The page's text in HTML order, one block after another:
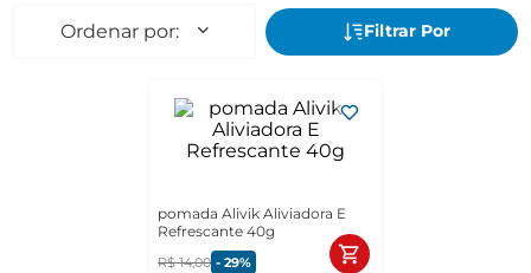
pomada Alivik Aliviadora E
Refrescante 40g
R$ 14,00 - 29%